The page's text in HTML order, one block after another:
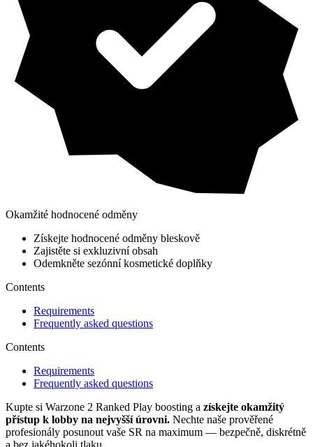
Okamžité hodnocené odměny
Získejte hodnocené odměny bleskově
Zajistěte si exkluzivní obsah
Odemkněte sezónní kosmetické doplňky
Contents
Requirements
Frequently asked questions
Contents
Requirements
Frequently asked questions
Kupte si Warzone 2 Ranked Play boosting a získejte okamžitý
přístup k lobby na nejvyšší úrovni. Nechte naše prověřené
profesionály posunout vaše SR na maximum — bezpečně, diskrétně